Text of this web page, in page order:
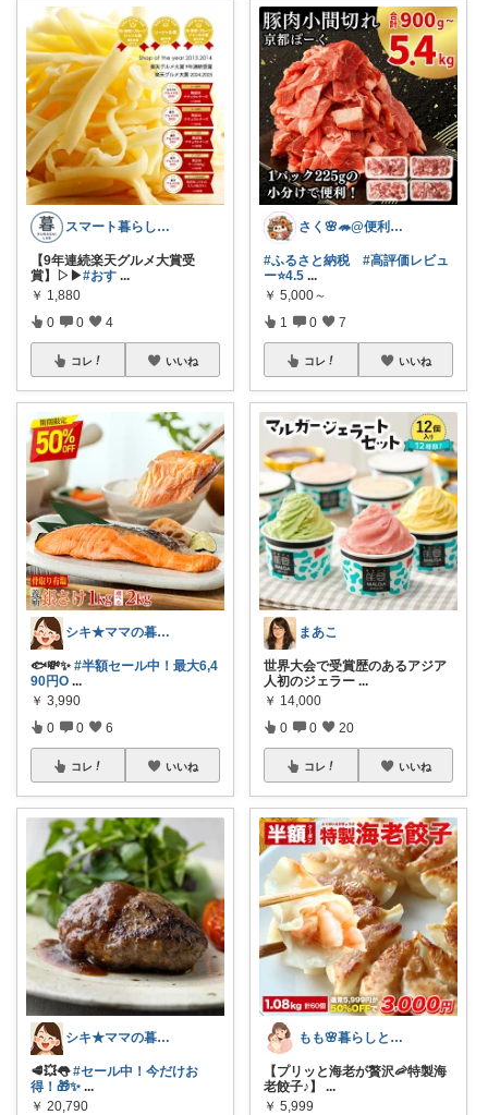
スマート暮らしラボ
【9年連続楽天グルメ大賞受
賞】▷▶︎#おす ...
￥ 1,880
0 0 4
コレ いいね
シキ★ママの暮らし、キッズ
🐟💸✨ #半額セール中！最大6,4
90円O ...
￥ 3,990
0 0 6
コレ いいね
シキ★ママの暮らし、キッズ
🥩💥👅#セール中！今だけお
得！🎁✨ ...
￥ 20,790
さく🌸🦔@便利でかわいいを探す旅
#ふるさと納税
#高評価レビュ
ー⭐️4.5 ...
￥ 5,000～
1 0 7
コレ いいね
まあこ
世界大会で受賞歴のあるアジア
人初のジェラー ...
￥ 14,000
0 0 20
コレ いいね
もも🌸暮らしとベビーの愛用品
【プリッと海老が贅沢🦐特製海
老餃子♪】 ...
￥ 5,999